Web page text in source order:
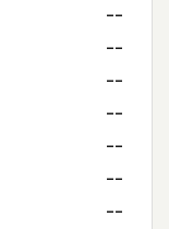
--
--
--
--
--
--
--